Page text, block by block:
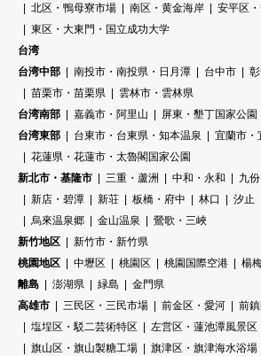
北区・鴨母寮市場
南区・黄金海岸
安平区
東区・大東門・国立成功大学
台湾
台湾中部
南投市・南投県・日月潭 台中市
苗栗市・苗栗県
雲林市・雲林県
台湾南部
嘉義市・阿里山
屏東・墾丁国家公園
台湾東部
台東市・台東県・知本温泉
宜蘭市・
花蓮県・花蓮市・太魯閣国家公園
新北市・基隆市
三重・蘆洲 中和・永和 九
新店・碧潭
新荘 板橋・府中 林口 汐止
烏來温泉郷
金山温泉
鶯歌・三峽
新竹地区
新竹市・新竹県
桃園地区
中壢区 桃園区 桃園国際空港
楊
離島
澎湖県 緑島
金門県
高雄市
三民区・三民市場 前金区・愛河
前
塩埕区・駁二芸術特区
左営区・蓮池潭風景区
旗山区・旗山製糖工場
旗津区・旗津海水浴場